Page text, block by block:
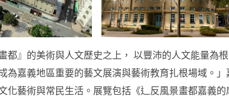
畫都』的美術與人文歷史之上， 以豐沛的人文能量為
為嘉義地區重要的藝文展演與藝術教育扎根場域。
化藝術與常民生活。展覽包括《辶反風景畫都嘉義